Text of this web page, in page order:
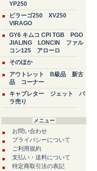
YP250
ビラーゴ250 XV250
VIRAGO
GY6 キムコ CPI TGB PGO
JIALING LONCIN ファル
コン125 アローロ
そのほか
アウトレット B級品 新古
品 コーナー
キャブレター ジェット バ
ラ売り
メニュー
お問い合わせ
プライバシーについて
ご利用規約
支払い・送料について
特定商取引法の表記